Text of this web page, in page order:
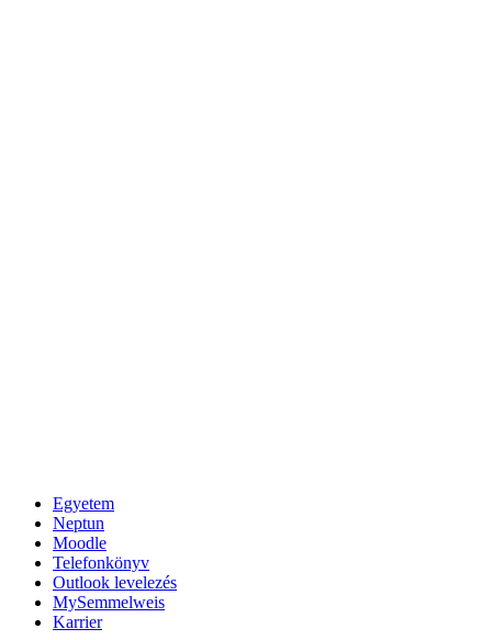
Egyetem
Neptun
Moodle
Telefonkönyv
Outlook levelezés
MySemmelweis
Karrier